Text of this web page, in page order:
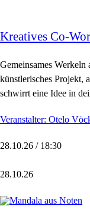
Kreatives Co-
Gemeinsames Werkeln
künstlerisches Projekt,
schwirrt eine Idee in
Veranstalter: Otelo
28.10.26 / 18:30
28.10.26